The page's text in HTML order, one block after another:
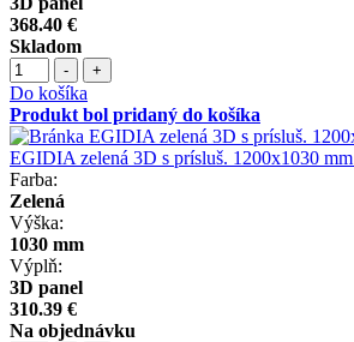
368.40 €
Skladom
- +
Do košíka
Produkt bol pridaný do košíka
EGIDIA zelená 3D s prísluš. 1200x1030 mm
Farba:
Zelená
Výška:
1030 mm
Výplň:
3D panel
310.39 €
Na objednávku